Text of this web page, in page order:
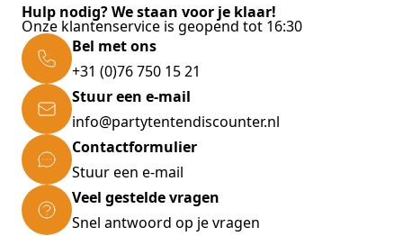
Hulp nodig? We staan voor je klaar!
Onze klantenservice is geopend tot 16:30
Bel met ons
+31 (0)76 750 15 21
Stuur een e-mail
info@partytentendiscounter.nl
Contactformulier
Stuur een e-mail
Veel gestelde vragen
Snel antwoord op je vragen